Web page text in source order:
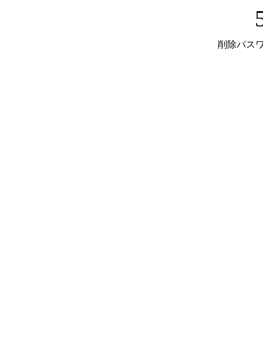
削除パス